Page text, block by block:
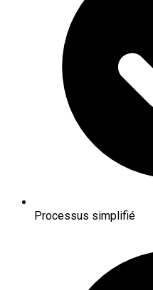
Processus simplifié